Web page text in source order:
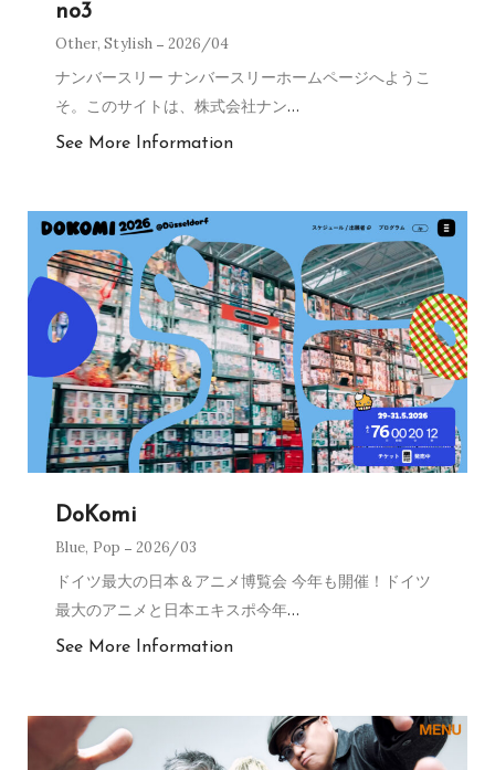
no3
Other,Stylish 2026/04
ナンバースリー ナンバースリーホームページへようこ
そ。このサイトは、株式会社ナン…
See More Information
DoKomi
Blue, Pop 2026/03
ドイツ最大の日本＆アニメ博覧会 今年も開催！ドイツ
最大のアニメと日本エキスポ今年…
See More Information